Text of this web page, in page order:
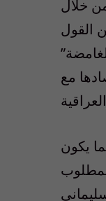
خلال
القول
مع
يكون